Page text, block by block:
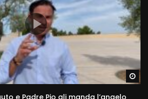
e Padre Pio gli manda l’angelo